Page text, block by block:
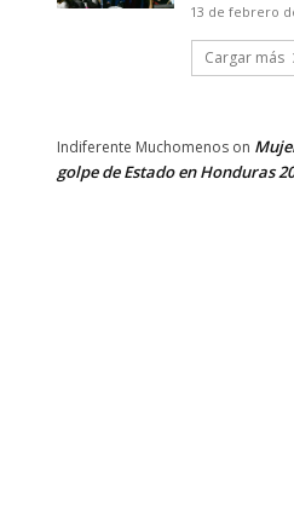
13 de febrero
Cargar más
Indiferente Muchomenos on
golpe de Estado en Honduras